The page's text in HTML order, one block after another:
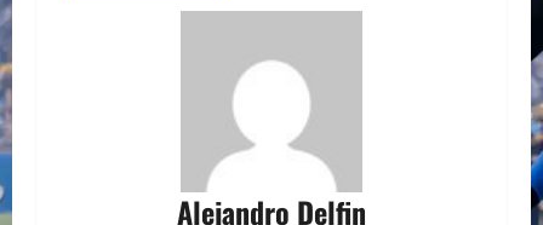
Alejandro Delfin